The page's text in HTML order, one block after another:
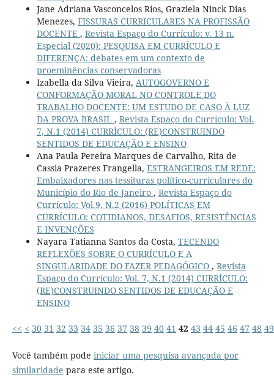
Jane Adriana Vasconcelos Rios, Graziela Ninck Dias
Menezes, FISSURAS CURRICULARES NA PROFISSÃO
DOCENTE , Revista Espaço do Currículo: v. 13 n.
Especial (2020): PESQUISA EM CURRÍCULO E
DIFERENÇA: debates em um contexto de
proeminências conservadoras
Izabella da Silva Vieira, AUTOGOVERNO E
CONFORMAÇÃO MORAL NO CONTROLE DO
TRABALHO DOCENTE: UM ESTUDO DE CASO À LUZ
DA PROVA BRASIL , Revista Espaço do Currículo: Vol.
7, N.1 (2014) CURRÍCULO: (RE)CONSTRUINDO
SENTIDOS DE EDUCAÇÃO E ENSINO
Ana Paula Pereira Marques de Carvalho, Rita de
Cassia Prazeres Frangella, ESTRANGEIROS EM REDE:
Embaixadores nas tessituras político-curriculares do
Município do Rio de Janeiro , Revista Espaço do
Currículo: Vol.9, N.2 (2016) POLÍTICAS EM
CURRÍCULO: COTIDIANOS, DESAFIOS, RESISTÊNCIAS
E INVENÇÕES
Nayara Tatianna Santos da Costa, TECENDO
REFLEXÕES SOBRE O CURRÍCULO E A
SINGULARIDADE DO FAZER PEDAGÓGICO , Revista
Espaço do Currículo: Vol. 7, N.1 (2014) CURRÍCULO:
(RE)CONSTRUINDO SENTIDOS DE EDUCAÇÃO E
ENSINO
<< < 30 31 32 33 34 35 36 37 38 39 40 41 42 43 44 45 46 47 48 49
Você também pode iniciar uma pesquisa avançada por
similaridade para este artigo.